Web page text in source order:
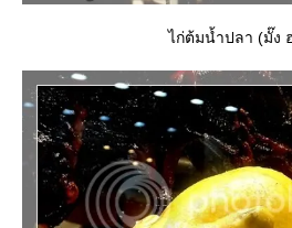
ไก่ต้มน้ำปลา (มั๊ง